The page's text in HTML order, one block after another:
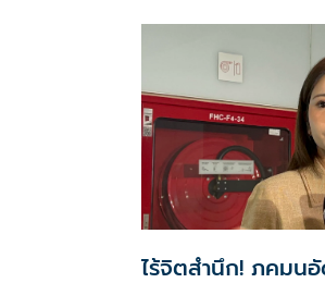
ชน และการพัฒนาอย่างยั่งยื
อย่างเป็นทางการของพลเอก
ไร้จิตสำนึก! ภคม